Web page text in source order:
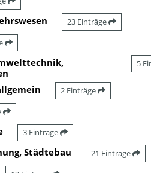
23 Einträge
5
2 Einträge
3 Einträge
Städtebau 21 Einträge